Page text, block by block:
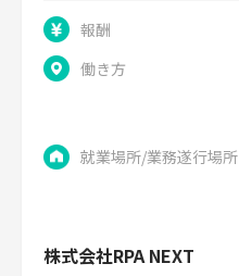
報酬
働き方
就業場所/業務遂行場所
株式会社RPA NEXT